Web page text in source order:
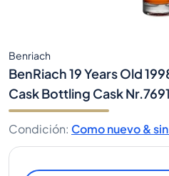
Benriach
BenRiach 19 Years Old
Cask Bottling Cask Nr.7691
Condición: Como nuevo &